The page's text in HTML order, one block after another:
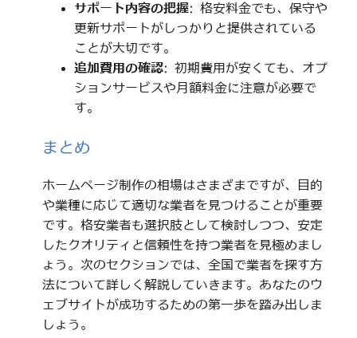
サポート内容の把握: 格安料金でも、保守や
更新サポートがしっかりと提供されている
ことが大切です。
追加費用の確認: 初期費用が安くても、オプ
ションサービスや月額料金に注意が必要で
す。
まとめ
ホームページ制作の相場はさまざまですが、目的
や業種に応じて適切な業者を見つけることが重要
です。格安業者も選択肢として検討しつつ、安定
したクオリティと信頼性を持つ業者を見極めまし
ょう。次のセクションでは、全国で業者を探す方
法について詳しく解説していきます。あなたのウ
ェブサイトが成功するための第一歩を踏み出しま
しょう。